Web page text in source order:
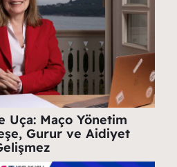
Uça: Maço Yönetim
Gurur ve Aidiyet